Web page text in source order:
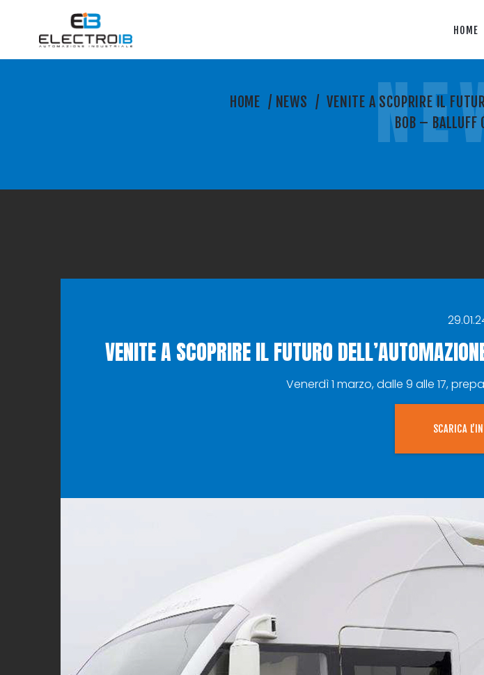
HOME
HOME / NEWS / VENITE A SCOPRIRE IL
BOB – BALLUFF
VENITE A SCOPRIRE IL FUTURO
Venerdì 1 marzo, dalle 9 alle 17,
SCARICA